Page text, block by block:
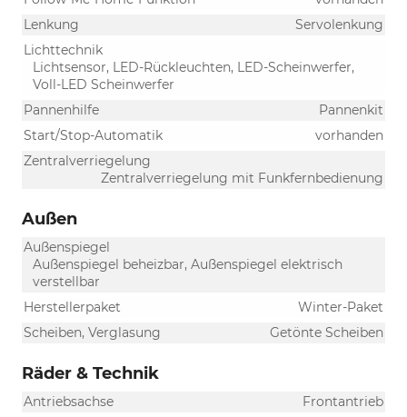
Lenkung
Servolenkung
Lichttechnik
Lichtsensor, LED-Rückleuchten, LED-Scheinwerfer,
Voll-LED Scheinwerfer
Pannenhilfe
Pannenkit
Start/Stop-Automatik
vorhanden
Zentralverriegelung
Zentralverriegelung mit Funkfernbedienung
Außen
Außenspiegel
Außenspiegel beheizbar, Außenspiegel elektrisch
verstellbar
Herstellerpaket
Winter-Paket
Scheiben, Verglasung
Getönte Scheiben
Räder & Technik
Antriebsachse
Frontantrieb